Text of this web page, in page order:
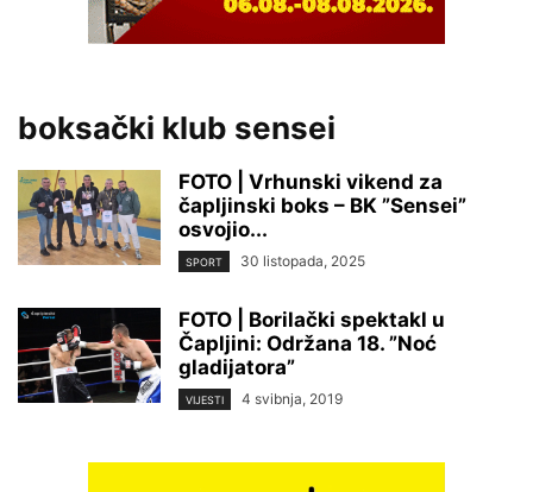
boksački klub sensei
FOTO | Vrhunski vikend za
čapljinski boks – BK ”Sensei”
osvojio...
SPORT 30 listopada, 2025
FOTO | Borilački spektakl u
Čapljini: Održana 18. ”Noć
gladijatora”
VIJESTI 4 svibnja, 2019